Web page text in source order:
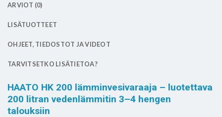
ARVIOT (0)
LISÄTUOTTEET
OHJEET, TIEDOSTOT JA VIDEOT
TARVITSETKO LISÄTIETOA?
HAATO HK 200 lämminvesivaraaja – luotettava
200 litran vedenlämmitin 3–4 hengen
talouksiin